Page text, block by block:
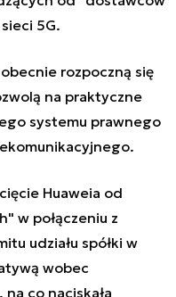
5G.
rozpoczną się
na praktyczne
systemu prawnego
Huaweia od
w połączeniu z
udziału spółki w
wobec
co naciskała